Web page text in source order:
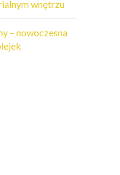
wnętrzu
– nowoczesna